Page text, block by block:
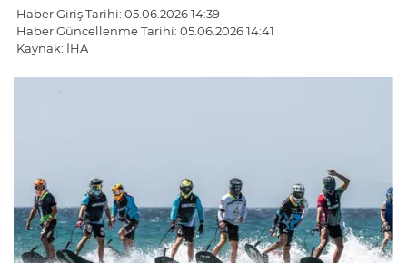
Haber Giriş Tarihi: 05.06.2026 14:39
Haber Güncellenme Tarihi: 05.06.2026 14:41
Kaynak: İHA